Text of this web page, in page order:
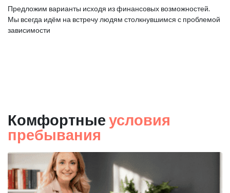
Предложим варианты исходя из финансовых возможностей.
Мы всегда идём на встречу людям столкнувшимся с проблемой
зависимости
Комфортные условия
пребывания